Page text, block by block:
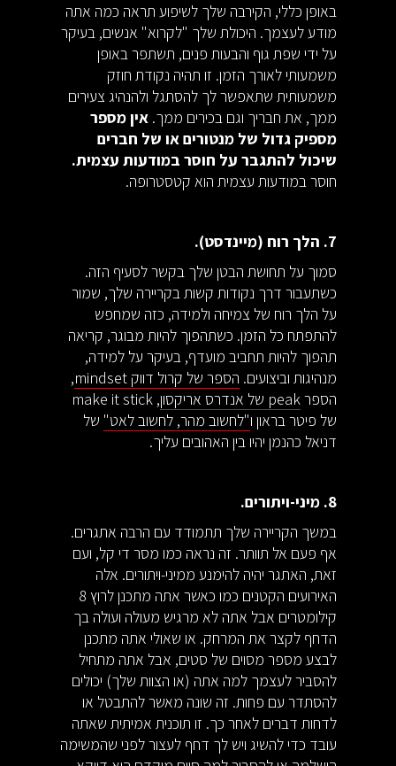
באופן כללי, הקירבה שלך לשיפוע תראה כמה אתה
מודע לעצמך. היכולת שלך "לקרוא" אנשים, בעיקר
על ידי שפת גוף והבעות פנים, תשתפר באופן
משמעותי לאורך הזמן. זו תהיה נקודת חוזק
משמעותית שתאפשר לך להסתגל ולהנהיג צעירים
ממך, את חבריך וגם בכירים ממך.אין מספר
מספיק גדול של מנטורים או של חברים
שיכול להתגבר על חוסר במודעות עצמית.
חוסר במודעות עצמית הוא קטסטרופה.
7. הלך רוח (מיינדסט).
סמוך על תחושת הבטן שלך בקשר לסעיף הזה.
כשתעבור דרך נקודות קשות בקריירה שלך, שמור
על הלך רוח של צמיחה ולמידה, כזה שמחפש
להתפתח כל הזמן. כשתהפוך להיות מבוגר, קריאה
תהפוך להיות תחביב מועדף, בעיקר על למידה,
מנהיגות וביצועים. הספר של קרול דווק mindset
,
הספרpeak של אנדרס אריקסון
, make it stick
של פיטר בראון ו"לחשוב מהר, לחשוב לאט" של
דניאל כהנמן יהיו בין האהובים עליך.
8. מיני-ויתורים.
במשך הקריירה שלך תתמודד עם הרבה אתגרים.
אף פעם אל תוותר. זה נראה כמו מסר די קל, ועם
זאת, האתגר יהיה להימנע ממיני-ויתורים. אלה
האירועים הקטנים כמו כאשר אתה מתכנן לרוץ 8
קילומטרים אבל אתה לא מרגיש מעולה ועולה בך
הדחף לקצר את המרחק. או שאולי אתה מתכנן
לבצע מספר מסוים של סטים, אבל אתה מתחיל
להסביר לעצמך למה אתה (או הצוות שלך) יכולים
להסתדר עם פחות. זה שונה מאשר להתבטל או
לדחות דברים לאחר כך. זו תוכנית אמיתית שאתה
עובד כדי להשיג ויש לך דחף לעצור לפני שהמשימה